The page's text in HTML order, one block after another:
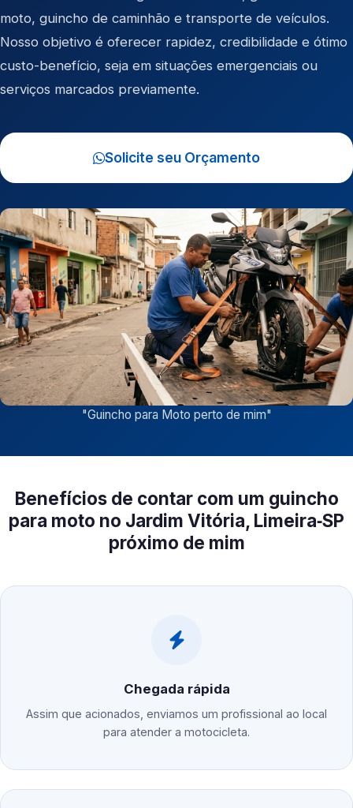
moto, guincho de caminhão e transporte de veículos.
Nosso objetivo é oferecer rapidez, credibilidade e ótimo
custo-benefício, seja em situações emergenciais ou
serviços marcados previamente.
Solicite seu Orçamento
"Guincho para Moto perto de mim"
Benefícios de contar com um guincho
para moto no Jardim Vitória, Limeira‑SP
próximo de mim
Chegada rápida
Assim que acionados, enviamos um profissional ao local
para atender a motocicleta.